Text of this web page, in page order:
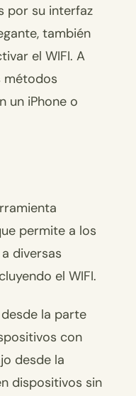
por su interfaz
también
el WIFI. A
métodos
un iPhone o
permite a los
diversas
el WIFI.
la parte
con
desde la
dispositivos sin